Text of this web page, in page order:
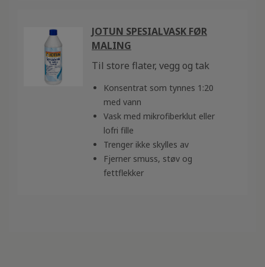
JOTUN SPESIALVASK FØR
MALING
Til store flater, vegg og tak
Konsentrat som tynnes 1:20
med vann
Vask med mikrofiberklut eller
lofri fille
Trenger ikke skylles av
Fjerner smuss, støv og
fettflekker